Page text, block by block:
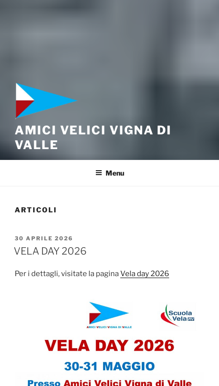
AMICI VELICI VIGNA DI
VALLE
Menu
ARTICOLI
PUBBLICATO
IL
30 APRILE 2026
VELA DAY 2026
Per i dettagli, visitate la paginaVela day 2026